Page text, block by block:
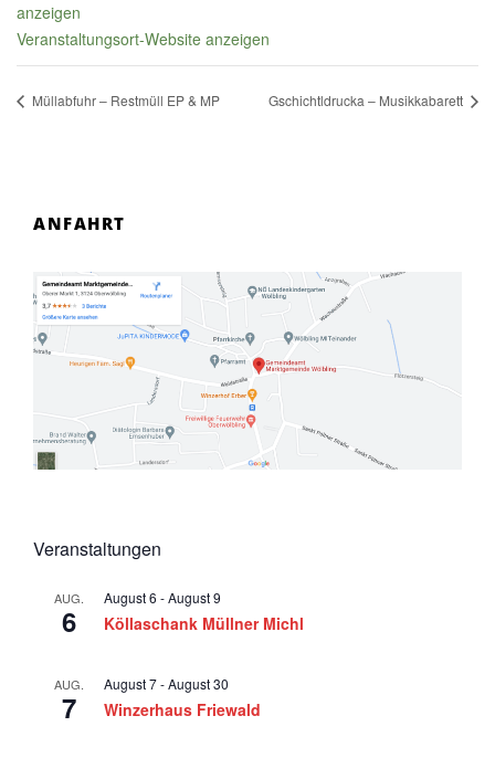
anzeigen
Veranstaltungsort-Website anzeigen
Müllabfuhr – Restmüll EP & MP Gschichtldrucka – Musikkabarett
ANFAHRT
Veranstaltungen
AUG.
6
August 6 -August 9
Köllaschank Müllner Michl
AUG.
7
August 7-August 30
Winzerhaus Friewald